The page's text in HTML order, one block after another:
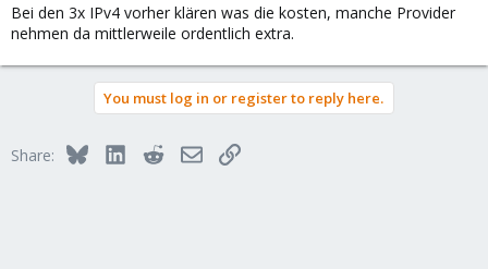
Bei den 3x IPv4 vorher klären was die kosten, manche Provider
nehmen da mittlerweile ordentlich extra.
You must log in or register to reply here.
Share: BlueskyLinkedInRedditEmailLink